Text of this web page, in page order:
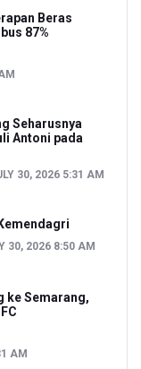
Beras
87%
Seharusnya
Antoni pada
30, 2026 5:31 AM
30, 2026 8:50 AM
ke Semarang,
AM